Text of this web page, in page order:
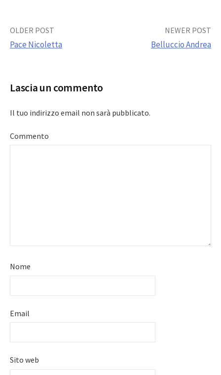
Post
OLDER POST
Pace Nicoletta
NEWER POST
Belluccio Andrea
Lascia un commento
Il tuo indirizzo email non sarà pubblicato.
Commento
Nome
Email
Sito web